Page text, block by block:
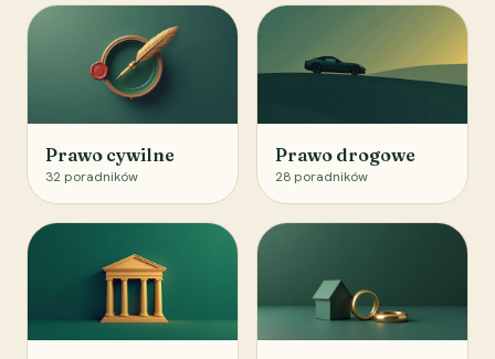
Prawo cywilne
32 poradników
Prawo drogowe
28 poradników